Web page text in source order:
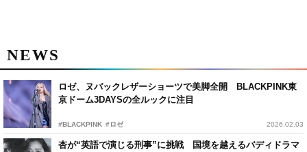
NEWS
ロゼ、ヌバックレザーショーツで美脚全開 BLACKPINK東
京ドーム3DAYSの全ルックに注目
#BLACKPINK #ロゼ 2026.02.03
杏が“英語で演じる刑事”に挑戦 国境を越えるバディドラマ